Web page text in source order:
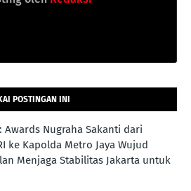
POSTINGAN INI
Awards Nugraha Sakanti dari
ke Kapolda Metro Jaya Wujud
Menjaga Stabilitas Jakarta untuk